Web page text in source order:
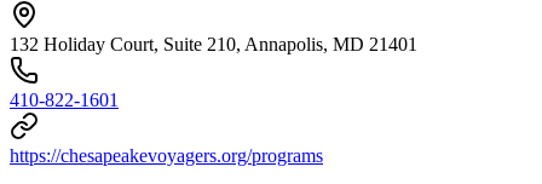
132 Holiday Court, Suite 210, Annapolis, MD 21401
410-822-1601
https://chesapeakevoyagers.org/programs